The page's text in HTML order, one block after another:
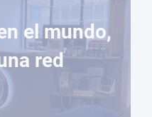
el mundo,
red